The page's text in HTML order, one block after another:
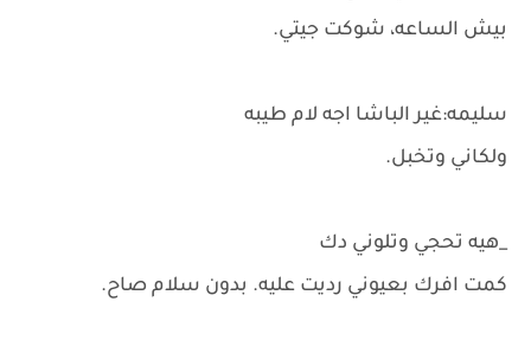
بيش الساعه، شوكت جيتي.
سليمه:غير الباشا اجه لام طيبه
ولكاني وتخبل.
_هيه تحجي وتلوني دك
كمت افرك بعيوني رديت عليه. بدون سلام صاح.